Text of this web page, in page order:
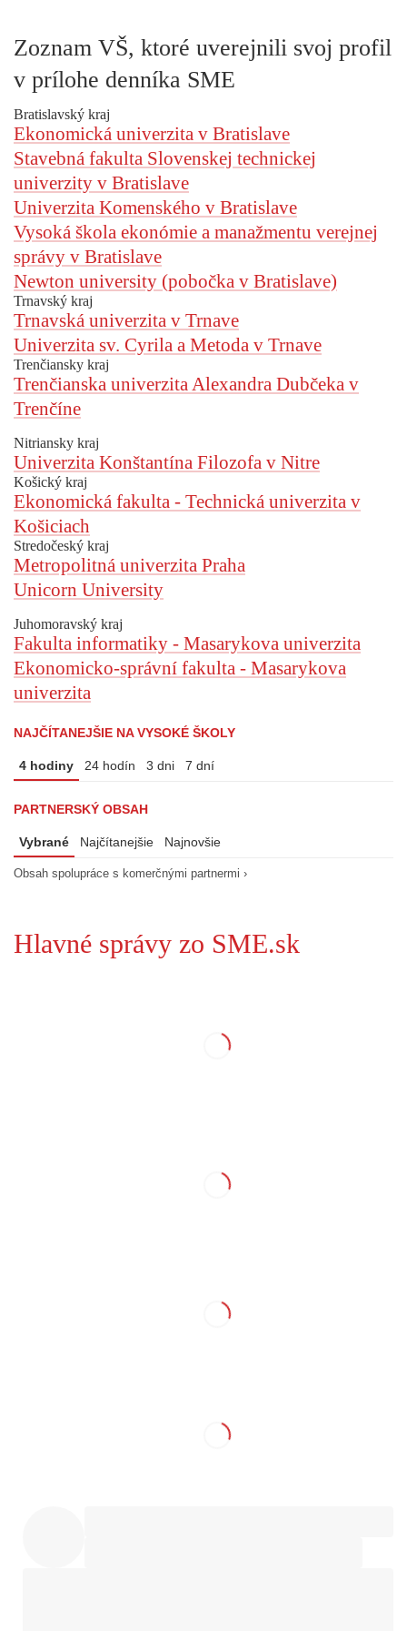
Zoznam VŠ, ktoré uverejnili svoj profil
v prílohe denníka SME
Bratislavský kraj
Ekonomická univerzita v Bratislave
Stavebná fakulta Slovenskej technickej
univerzity v Bratislave
Univerzita Komenského v Bratislave
Vysoká škola ekonómie a manažmentu verejnej
správy v Bratislave
Newton university (pobočka v Bratislave)
Trnavský kraj
Trnavská univerzita v Trnave
Univerzita sv. Cyrila a Metoda v Trnave
Trenčiansky kraj
Trenčianska univerzita Alexandra Dubčeka v
Trenčíne
Nitriansky kraj
Univerzita Konštantína Filozofa v Nitre
Košický kraj
Ekonomická fakulta - Technická univerzita v
Košiciach
Stredočeský kraj
Metropolitná univerzita Praha
Unicorn University
Juhomoravský kraj
Fakulta informatiky - Masarykova univerzita
Ekonomicko-správní fakulta - Masarykova
univerzita
NAJČÍTANEJŠIE NA VYSOKÉ ŠKOLY
4 hodiny 24 hodín 3 dni 7 dní
PARTNERSKÝ OBSAH
Vybrané Najčítanejšie Najnovšie
Obsah spolupráce s komerčnými partnermi ›
Hlavné správy zo SME.sk